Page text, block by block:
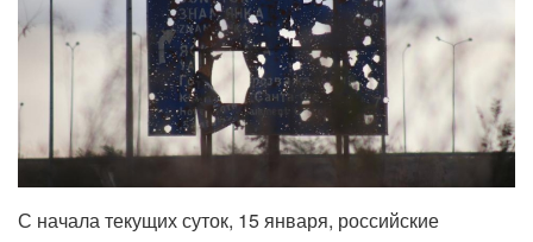
С начала текущих суток, 15 января, российские